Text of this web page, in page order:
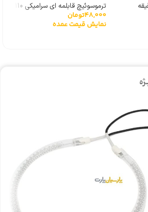
ترموسوئیچ قابلمه ای سرامیکی 110
درجه
48,000تومان
نمایش قیمت عمده